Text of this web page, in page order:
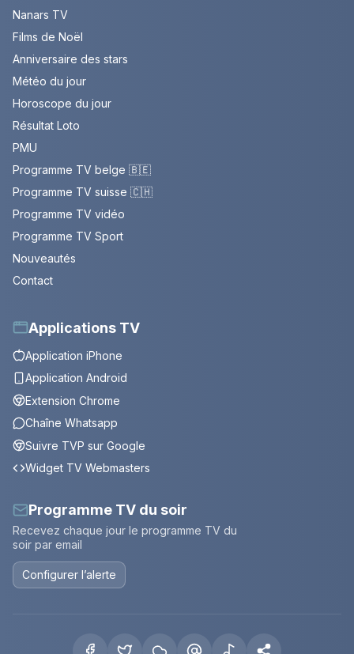
Nanars TV
Films de Noël
Anniversaire des stars
Météo du jour
Horoscope du jour
Résultat Loto
PMU
Programme TV belge 🇧🇪
Programme TV suisse 🇨🇭
Programme TV vidéo
Programme TV Sport
Nouveautés
Contact
Applications TV
Application iPhone
Application Android
Extension Chrome
Chaîne Whatsapp
Suivre TVP sur Google
Widget TV Webmasters
Programme TV du soir
Recevez chaque jour le programme TV du
soir par email
Configurer l’alerte